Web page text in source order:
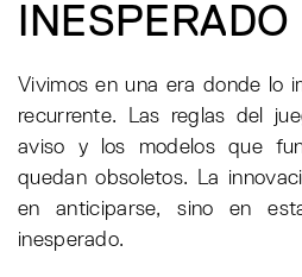
INESPERADO
Vivimos en una era donde lo
recurrente. Las reglas del
aviso y los modelos que
quedan obsoletos. La
en anticiparse, sino en
inesperado.